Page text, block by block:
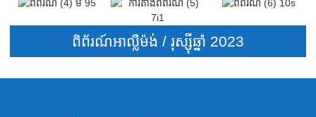
ពិព័រណ៍អាល្លឺម៉ង់ / រុស្ស៊ីឆ្នាំ 2023